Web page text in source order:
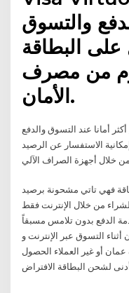
والتسوق
على البطاقة
من مصرف
الأمان.
أمانا عند التسوق والدفع
الاستفسار عن الرصيد
فهي تاتي مشحونة برصيد
من خلال الإنترنت فقط
الدفع بدون تلامس مسبقاً
التسوق عبر الإنترنت و
أو غير العملاء الحصول
لشحن البطاقة الافتراض